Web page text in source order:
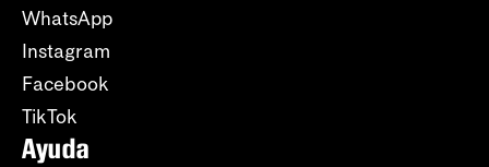
WhatsApp
Instagram
Facebook
TikTok
Ayuda